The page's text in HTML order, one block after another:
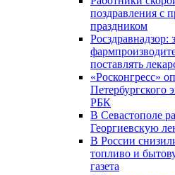
поздравления с
праздником
Росздравнадзор:
поставлять
«Росконгресс»
Петербургского
РБК
В Севастополе
Георгиевскую
В России
топливо и
газета